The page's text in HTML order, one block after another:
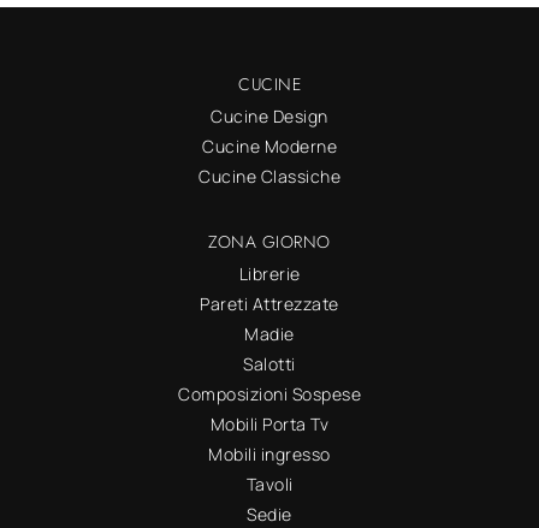
CUCINE
Cucine Design
Cucine Moderne
Cucine Classiche
ZONA GIORNO
Librerie
Pareti Attrezzate
Madie
Salotti
Composizioni Sospese
Mobili Porta Tv
Mobili ingresso
Tavoli
Sedie